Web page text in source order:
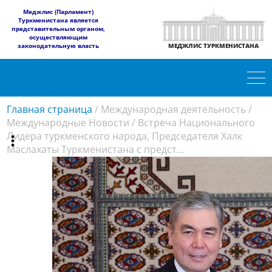
​Меджлис (Парламент)
Туркменистана является
представительным органом,
осуществляющим
законодательную власть
МЕДЖЛИС ТУРКМЕНИСТАНА
Главная страница / Международная деятельность/
Международные Новости / Встреча Национального
Лидера туркменского народа, Председателя Халк
Маслахаты Туркменистана с предст...